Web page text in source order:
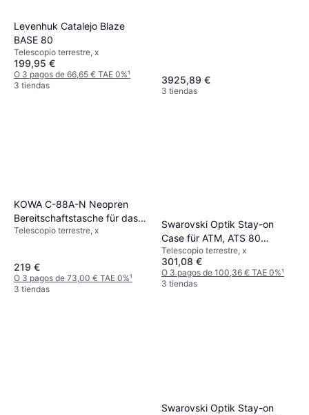
Levenhuk Catalejo Blaze
BASE 80
Telescopio terrestre, x
199,95 €
O 3 pagos de 66,65 € TAE 0%¹
3 tiendas
3925,89 €
3 tiendas
KOWA C-88A-N Neopren
Bereitschaftstasche für das
TSN-88A Schrägeinblick
Telescopio terrestre, x
219 €
O 3 pagos de 73,00 € TAE 0%¹
3 tiendas
Swarovski Optik Stay-on
Case für ATM, ATS 80
Spektive
Telescopio terrestre, x
301,08 €
O 3 pagos de 100,36 € TAE 0%¹
3 tiendas
Swarovski Optik Stay-on